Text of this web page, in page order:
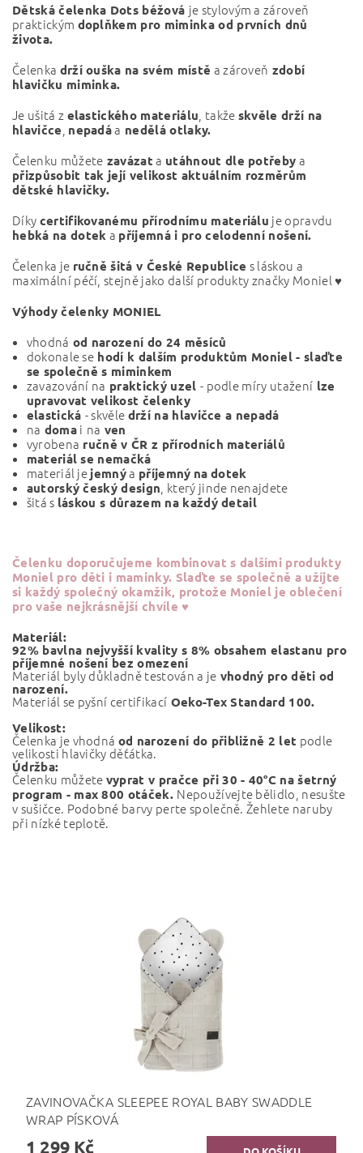
Dětská čelenka Dots béžová je stylovým a zároveň
praktickým doplňkem pro miminka od prvních dnů
života.
Čelenka drží ouška na svém místě a zároveň zdobí
hlavičku miminka.
Je ušitá z elastického materiálu , takže skvěle drží na
hlavičce nepadáa nedělá otlaky.
Čelenku můžete zavázat a utáhnout dle potřeby a
přizpůsobit tak její velikost aktuálním rozměrům
dětské hlavičky.
Díky certifikovanému přírodnímu materiálu je opravdu
hebká na dotek a příjemná i pro celodenní nošení.
Čelenka je ručně šitá v České Republice s láskou a
maximální péčí, stejně jako další produkty značky Moniel ♥
Výhody čelenky MONIEL
vhodná od narození do 24 měsíců
dokonale se hodí k dalším produktům Moniel - slaďte
se společně s miminkem
zavazování na praktický uzel - podle míry utažení lze
upravovat velikost čelenky
elastická - skvěle drží na hlavičce a nepadá
na domai na ven
vyrobena ručně v ČR z přírodních materiálů
materiál se nemačká
materiál jejemnýa příjemný na dotek
autorský český design , který jinde nenajdete
šitá s láskou s důrazem na každý detail
Čelenku doporučujeme kombinovat s dalšími produkty
Moniel pro děti i maminky. Slaďte se společně a užíjte
si každý společný okamžik, protože Moniel je oblečení
pro vaše nejkrásnější chvíle ♥
Materiál:
92% bavlna nejvyšší kvality s 8% obsahem elastanu pro
příjemné nošení bez omezení
Materiál byly důkladně testován a je vhodný pro děti od
narození.
Materiál se pyšní certifikací Oeko-Tex Standard 100.
Velikost:
Čelenka je vhodná od narození do přibližně 2 let podle
velikosti hlavičky děťátka.
Údržba:
Čelenku můžete vyprat v pračce při30 - 40°C na šetrný
program - max 800 otáček. Nepoužívejte bělidlo, nesušte
v sušičce. Podobné barvy perte společně. Žehlete naruby
při nízké teplotě.
ZAVINOVAČKA SLEEPEE ROYAL BABY SWADDLE
WRAP PÍSKOVÁ
1 299 Kč